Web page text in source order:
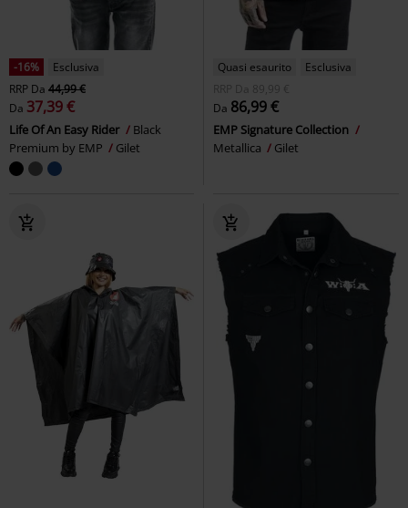
-16%
Esclusiva
RRP Da 44,99 €
Da 37,39 €
Life Of An Easy Rider
Black
Premium by EMP
Gilet
Quasi esaurito
Esclusiva
RRP
Da 89,99 €
Da 86,99 €
EMP Signature Collection
Metallica
Gilet